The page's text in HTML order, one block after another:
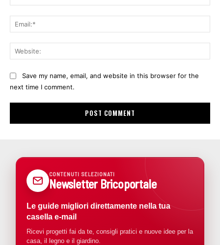
Save my name, email, and website in this browser for the
next time I comment.
CONTENUTI SELEZIONATI
Newsletter Bricoportale
Le guide migliori direttamente nella tua
casella e-mail
Ricevi progetti fai da te, consigli pratici e nuove idee per la
casa, il legno e il giardino.